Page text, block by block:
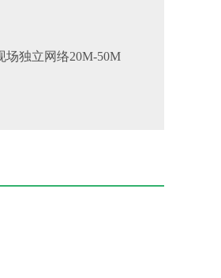
独立网络20M-50M